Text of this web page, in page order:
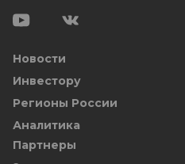
Новости
Инвестору
Регионы России
Аналитика
Партнеры